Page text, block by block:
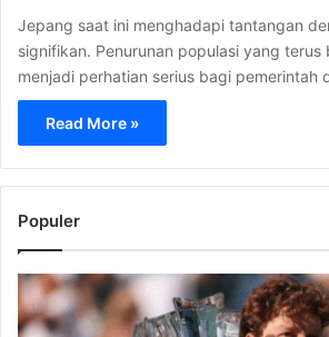
Jepang saat ini menghadapi tantangan
signifikan. Penurunan populasi yang terus
menjadi perhatian serius bagi pemerintah
Read More »
Populer